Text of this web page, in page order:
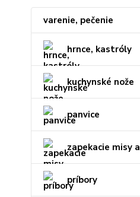
varenie, pečenie
hrnce, kastróly
kuchynské nože
panvice
zapekacie misy
príbory